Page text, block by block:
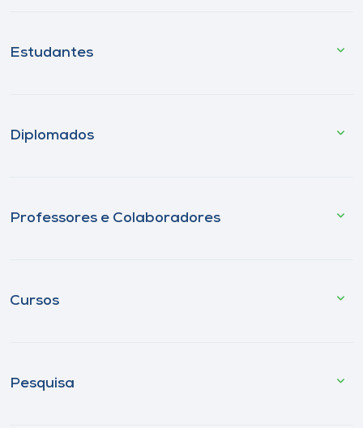
Estudantes
Diplomados
Professores e Colaboradores
Cursos
Pesquisa